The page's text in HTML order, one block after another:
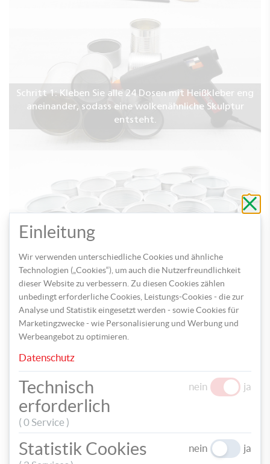
Schritt 1: Kleben Sie alle 24 Dosen mit Heißkleber eng
aneinander, sodass eine wolkenähnliche Skulptur
entsteht.
weißer Acrylfarbe.
Schritt 3: Bemalen Sie die oberen Ränder der Dosen mit
goldener Acrylfarbe.
ohne
zu
Einleitung
Wir verwenden unterschiedliche Cookies und ähnliche
Technologien („Cookies“), um auch die Nutzerfreundlichkeit
dieser Website zu verbessern. Zu diesen Cookies zählen
unbedingt erforderliche Cookies, Leistungs-Cookies - die zur
Analyse und Statistik eingesetzt werden - sowie Cookies für
Marketingzwecke - wie Personalisierung und Werbung und
Werbeangebot zu optimieren.
Datenschutz
Technisch
erforderlich
( 0 Service )
nein ja
Statistik Cookies nein ja